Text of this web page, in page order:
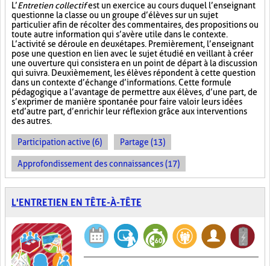
L’Entretien collectifest un exercice au cours duquel l’enseignant
questionne la classe ou un groupe d’élèves sur un sujet
particulier afin de récolter des commentaires, des propositions ou
toute autre information qui s’avère utile dans le contexte.
L’activité se déroule en deux étapes. Premièrement, l’enseignant
pose une question en lien avec le sujet étudié en veillant à créer
une ouverture qui consistera en un point de départ à la discussion
qui suivra. Deuxièmement, les élèves répondent à cette question
dans un contexte d’échange d’informations. Cette formule
pédagogique a l’avantage de permettre aux élèves, d’une part, de
s’exprimer de manière spontanée pour faire valoir leurs idées
et d’autre part, d’enrichir leur réflexion grâce aux interventions
des autres.
Participation active (6) Partage (13)
Approfondissement des connaissances (17)
L'ENTRETIEN EN TÊTE-À-TÊTE